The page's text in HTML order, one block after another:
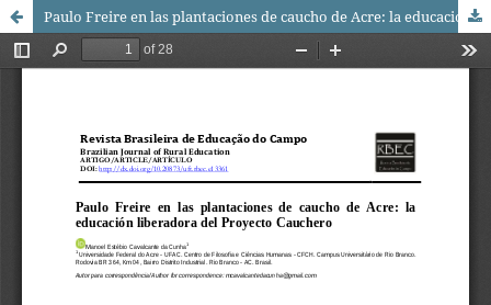
Paulo Freire en las plantaciones de caucho de Acre: la educación liberadora del Proyecto Cauchero